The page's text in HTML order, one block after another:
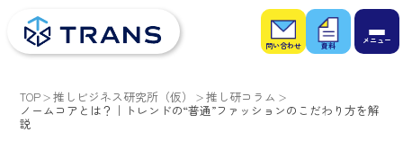
お問
い合
わせ
お役
立ち
資料
TOP 推しビジネス研究所（仮） 推し研コラム
ノームコアとは？｜トレンドの“普通”ファッションのこだわり方を解
説